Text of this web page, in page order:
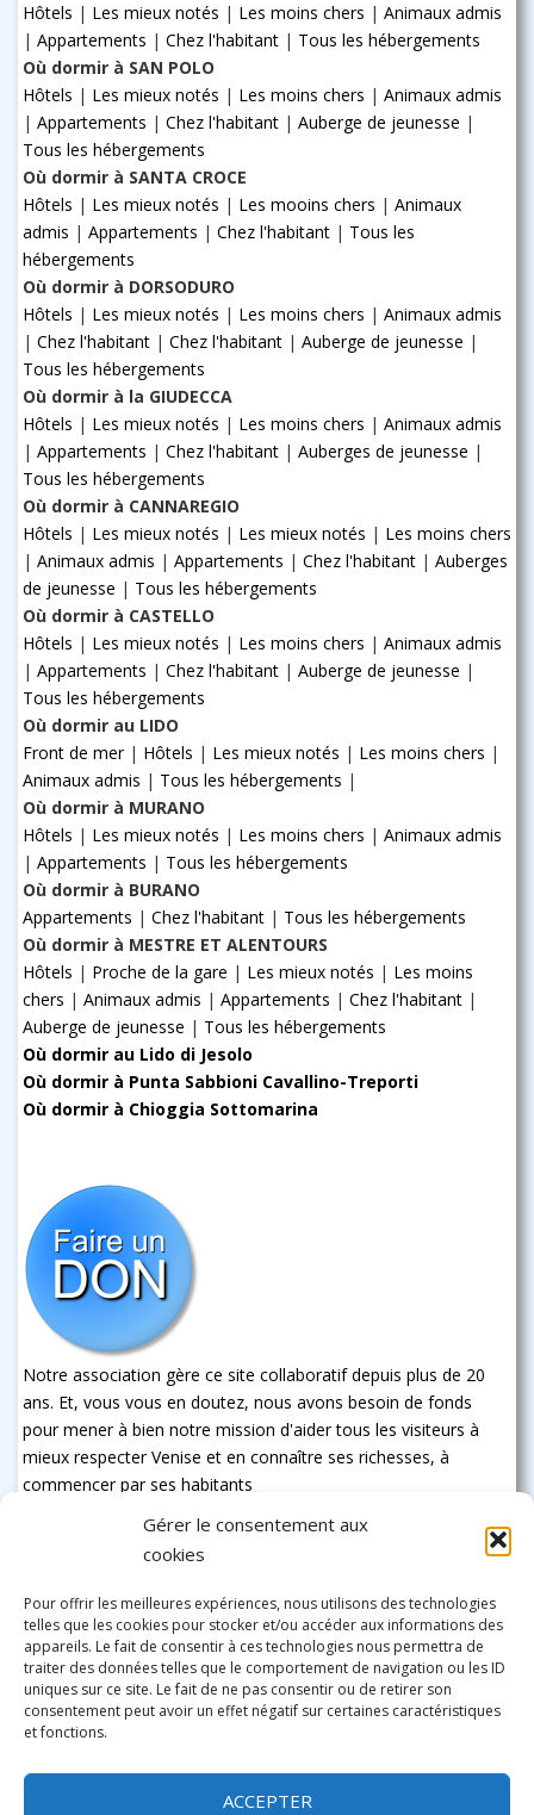
Gérer le consentement aux
cookies
Pour offrir les meilleures expériences, nous utilisons des technologies
telles que les cookies pour stocker et/ou accéder aux informations des
appareils. Le fait de consentir à ces technologies nous permettra de
traiter des données telles que le comportement de navigation ou les ID
uniques sur ce site. Le fait de ne pas consentir ou de retirer son
consentement peut avoir un effet négatif sur certaines caractéristiques
et fonctions.
ACCEPTER
Hôtels | Les mieux notés | Les moins chers | Animaux admis
| Appartements | Chez l'habitant | Tous les hébergements
Où dormir à SAN POLO
Hôtels | Les mieux notés | Les moins chers | Animaux admis
| Appartements | Chez l'habitant | Auberge de jeunesse |
Tous les hébergements
Où dormir à SANTA CROCE
Hôtels | Les mieux notés | Les mooins chers | Animaux
admis | Appartements | Chez l'habitant | Tous les
hébergements
Où dormir à DORSODURO
Hôtels | Les mieux notés | Les moins chers | Animaux admis
| Chez l'habitant | Chez l'habitant | Auberge de jeunesse |
Tous les hébergements
Où dormir à la GIUDECCA
Hôtels | Les mieux notés | Les moins chers | Animaux admis
| Appartements | Chez l'habitant | Auberges de jeunesse |
Tous les hébergements
Où dormir à CANNAREGIO
Hôtels | Les mieux notés | Les mieux notés | Les moins chers
| Animaux admis | Appartements | Chez l'habitant | Auberges
de jeunesse | Tous les hébergements
Où dormir à CASTELLO
Hôtels | Les mieux notés | Les moins chers | Animaux admis
| Appartements | Chez l'habitant | Auberge de jeunesse |
Tous les hébergements
Où dormir au LIDO
Front de mer| Hôtels | Les mieux notés | Les moins chers |
Animaux admis | Tous les hébergements |
Où dormir à MURANO
Hôtels | Les mieux notés | Les moins chers | Animaux admis
| Appartements | Tous les hébergements
Où dormir à BURANO
Appartements | Chez l'habitant | Tous les hébergements
Où dormir à MESTRE ET ALENTOURS
Hôtels | Proche de la gare | Les mieux notés | Les moins
chers | Animaux admis | Appartements | Chez l'habitant |
Auberge de jeunesse | Tous les hébergements
Où dormir au Lido di Jesolo
Où dormir à Punta Sabbioni Cavallino-Treporti
Où dormir à Chioggia Sottomarina
Notre association gère ce site collaboratif depuis plus de 20
ans. Et, vous vous en doutez, nous avons besoin de fonds
pour mener à bien notre mission d'aider tous les visiteurs à
mieux respecter Venise et en connaître ses richesses, à
commencer par ses habitants